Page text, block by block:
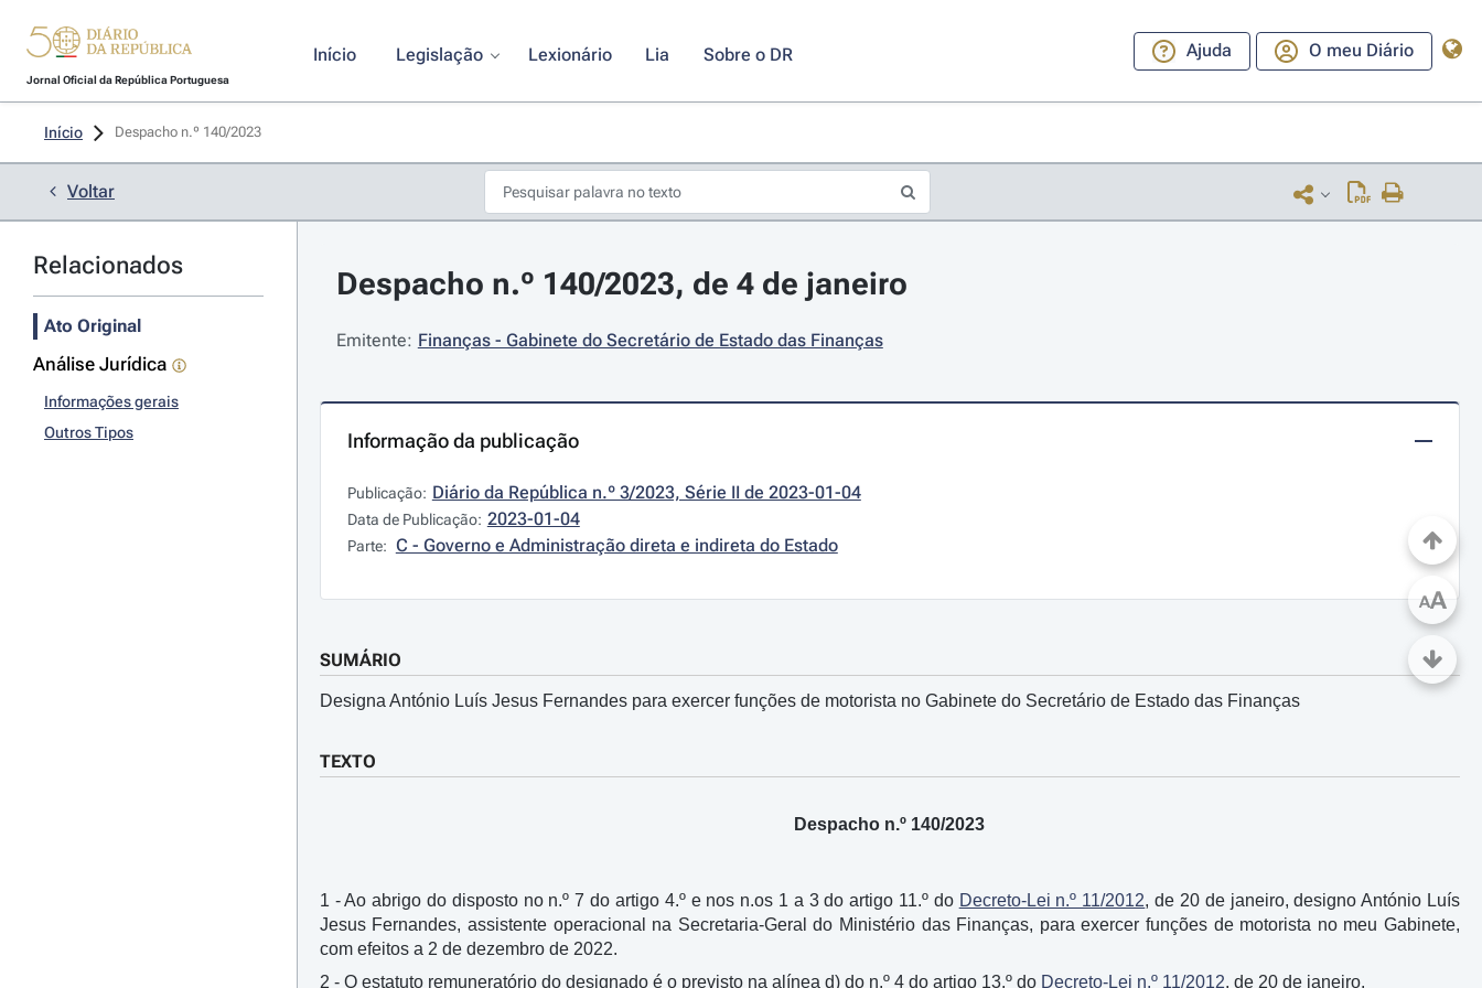
Jornal Oficial da República Portuguesa
Início Legislação Lexionário Lia Sobre o DR Ajuda O meu Diário
Início Despacho n.º 140/2023
Voltar
Relacionados
Ato Original
Análise Jurídica
Informações gerais
Outros Tipos
Despacho n.º 140/2023, de 4 de janeiro
Emitente: Finanças - Gabinete do Secretário de Estado das Finanças
Informação da publicação
Publicação: Diário da República n.º 3/2023, Série II de 2023-01-04
Data de Publicação: 2023-01-04
Parte: C - Governo e Administração direta e indireta do Estado
SUMÁRIO
Designa António Luís Jesus Fernandes para exercer funções de motorista no Gabinete do Secretário de Estado das Finanças
TEXTO
Despacho n.º 140/2023
1 - Ao abrigo do disposto no n.º 7 do artigo 4.º e nos n.os 1 a 3 do artigo 11.º do Decreto-Lei n.º 11/2012, de 20 de janeiro, designo António Luís
Jesus Fernandes, assistente operacional na Secretaria-Geral do Ministério das Finanças, para exercer funções de motorista no meu Gabinete,
com efeitos a 2 de dezembro de 2022.
2 - O estatuto remuneratório do designado é o previsto na alínea d) do n.º 4 do artigo 13.º do Decreto-Lei n.º 11/2012, de 20 de janeiro.
AA